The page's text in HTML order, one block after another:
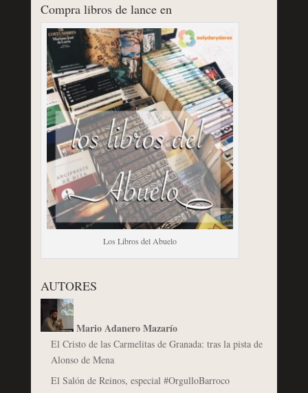
Compra libros de lance en
Los Libros del Abuelo
AUTORES
Mario Adanero Mazarío
El Cristo de las Carmelitas de Granada: tras la pista de
Alonso de Mena
El Salón de Reinos, especial #OrgulloBarroco